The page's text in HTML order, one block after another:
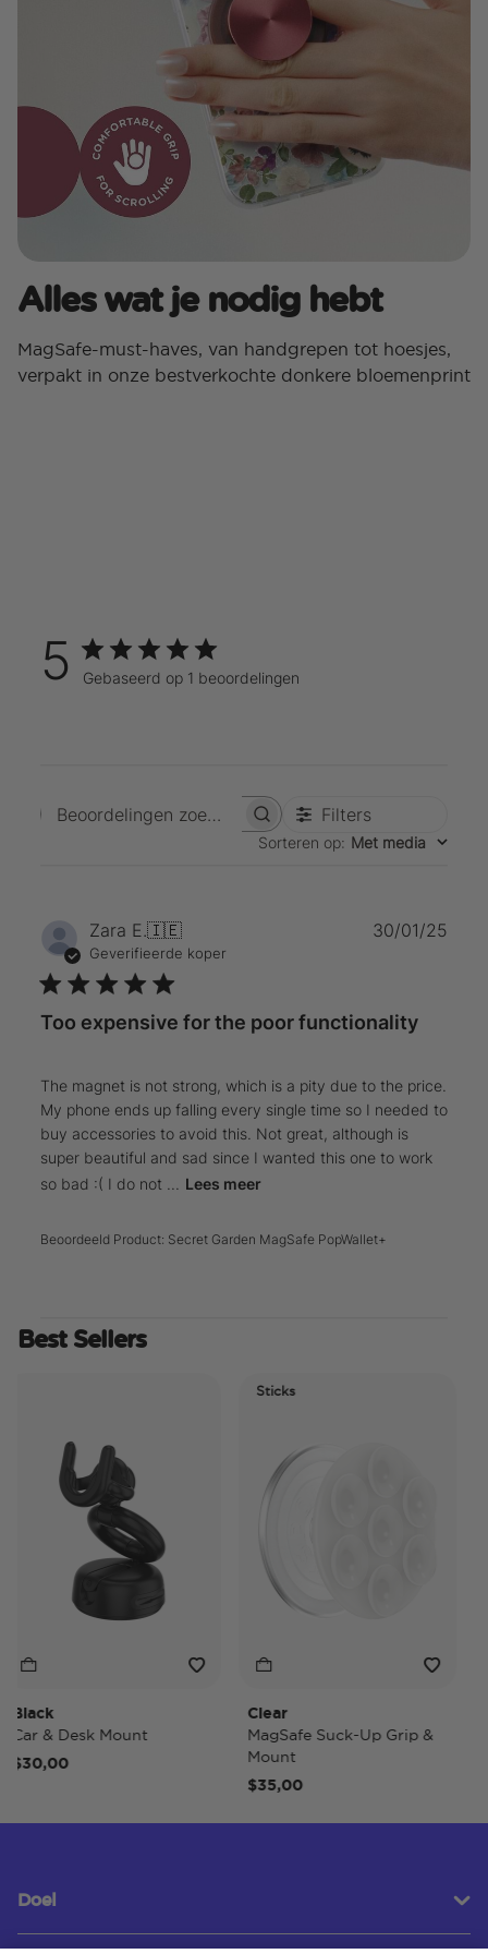
Alles wat je nodig hebt
MagSafe-must-haves, van handgrepen tot hoesjes,
verpakt in onze bestverkochte donkere bloemenprint
5 Gebaseerd op 1 beoordelingen
Beoordelingen zoekenFilters
Sorteren op: Met media
Zara E.🇮🇪
Geverifieerde koper
Too expensive for the poor functionality
The magnet is not strong, which is a pity due to the price.
My phone ends up falling every single time so I needed to
buy accessories to avoid this. Not great, although is
super beautiful and sad since I wanted this one to work
so bad :( I do not ...
Lees meer
Beoordeeld Product: Secret Garden MagSafe PopWallet+
30/01/25
Best Sellers
& Desk Mount
Sticks
Clear
MagSafe Suck-Up Grip &
Mount
$35,00
Doel